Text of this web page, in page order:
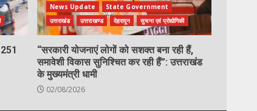
251
News Update
State Government
उत्तराखंड
उत्तराखण्ड देहरादून सुचना एवं प्रोद्योगिकी
“सरकारी योजनाएं लोगों को सशक्त बना रही हैं,
समावेशी विकास सुनिश्चित कर रही हैं”: उत्तराखंड
के मुख्यमंत्री धामी
02/08/2026